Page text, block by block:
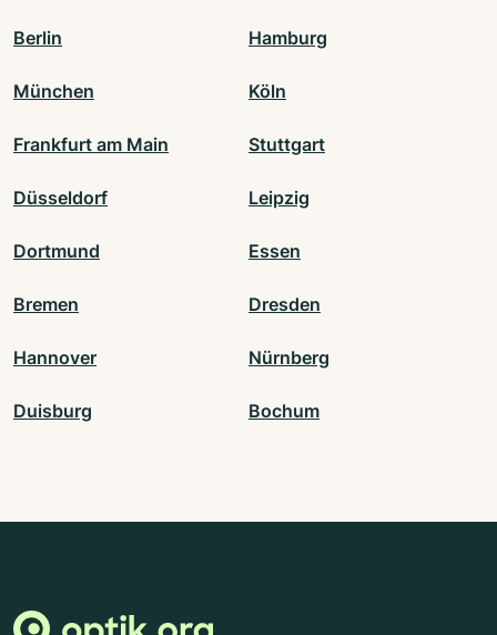
Berlin Hamburg
München Köln
Frankfurt am Main Stuttgart
Düsseldorf Leipzig
Dortmund Essen
Bremen Dresden
Hannover Nürnberg
Duisburg Bochum